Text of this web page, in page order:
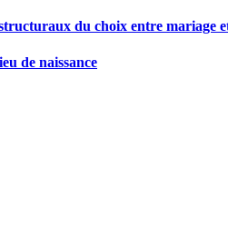
du choix entre mariage
de naissance